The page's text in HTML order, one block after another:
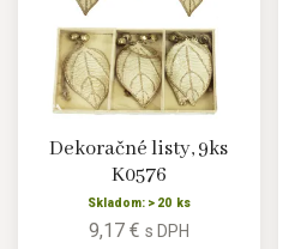
Dekoračné listy, 9ks
K0576
Skladom: > 20 ks
9,17 € s DPH